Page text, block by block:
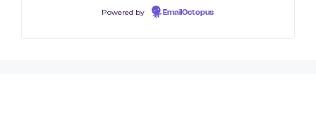
Powered by EmailOctopus